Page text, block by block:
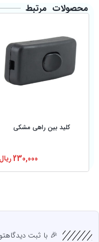
محصولات مرتبط
کلید بین راهی مشکی
230,000ریال
🎉 با ثبت